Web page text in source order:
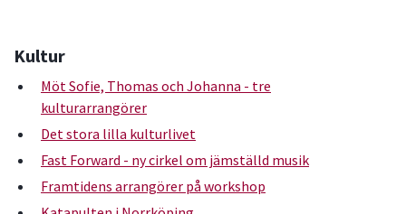
Kultur
Möt Sofie, Thomas och Johanna - tre
kulturarrangörer
Det stora lilla kulturlivet
Fast Forward - ny cirkel om jämställd musik
Framtidens arrangörer på workshop